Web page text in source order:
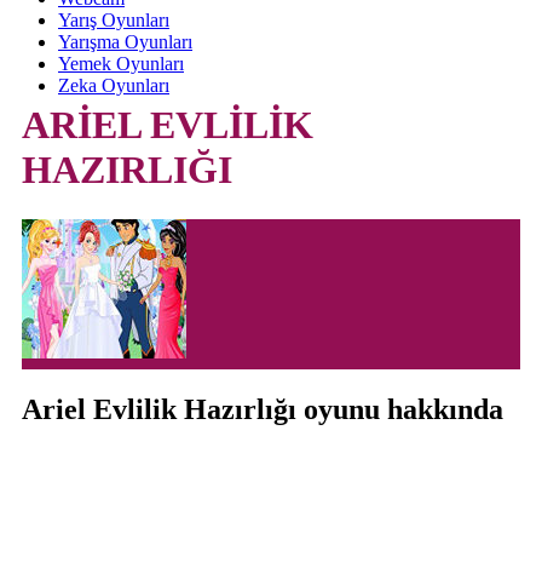
Yarış Oyunları
Yarışma Oyunları
Yemek Oyunları
Zeka Oyunları
ARİEL EVLİLİK
HAZIRLIĞI
Ariel Evlilik Hazırlığı oyunu hakkında